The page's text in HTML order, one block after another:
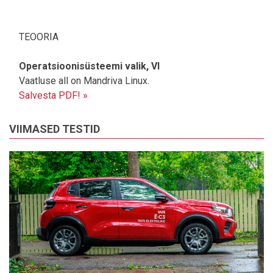
TEOORIA
Operatsioonisüsteemi valik, VI
Vaatluse all on Mandriva Linux.
Salvesta PDF! »
VIIMASED TESTID